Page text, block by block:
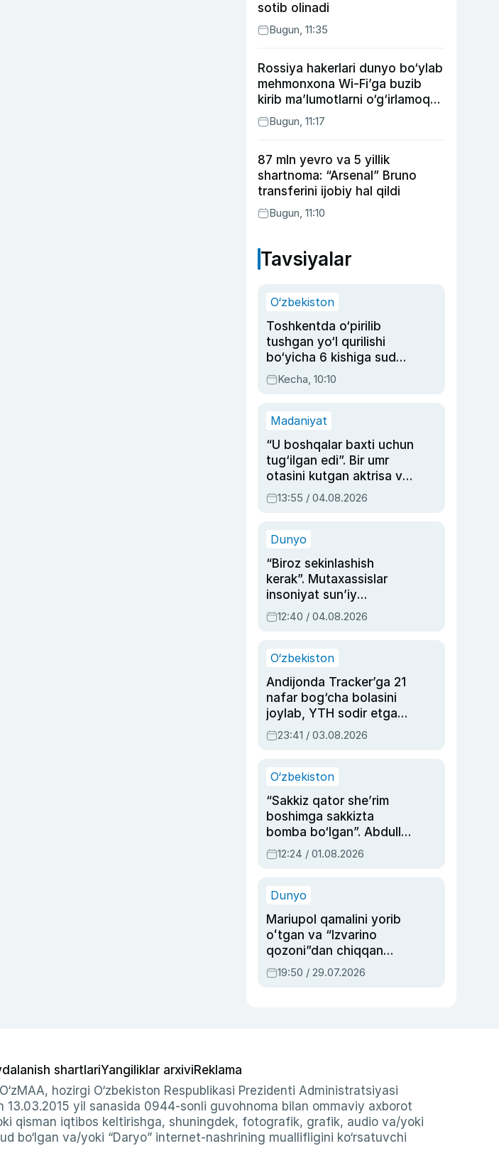
sotib olinadi
Bugun, 11:35
Rossiya hakerlari dunyo bo‘ylab
mehmonxona Wi-Fi’ga buzib
kirib ma’lumotlarni o‘g‘irlamoqda
— Microsoft
Bugun, 11:17
87 mln yevro va 5 yillik
shartnoma: “Arsenal” Bruno
transferini ijobiy hal qildi
Bugun, 11:10
Tavsiyalar
O‘zbekiston
Toshkentda o‘pirilib
tushgan yo‘l qurilishi
bo‘yicha 6 kishiga sud
hukmi o‘qildi
Kecha, 10:10
Madaniyat
“U boshqalar baxti uchun
tug‘ilgan edi”. Bir umr
otasini kutgan aktrisa va
dublyaj ustasi Rimma
Ahmedovaning
13:55 / 04.08.2026
Dunyo
“Biroz sekinlashish
kerak”. Mutaxassislar
insoniyat sun’iy
intellektni boshqara
olmay qolishidan xavotir
12:40 / 04.08.2026
O‘zbekiston
Andijonda Tracker’ga 21
nafar bog‘cha bolasini
joylab, YTH sodir etgan
ayolga sud hukmi o‘qildi
23:41 / 03.08.2026
O‘zbekiston
“Sakkiz qator she’rim
boshimga sakkizta
bomba bo‘lgan”. Abdulla
Oripovni siyosiy
ayblovlardan asrab
12:24 / 01.08.2026
Dunyo
Mariupol qamalini yorib
oʻtgan va “Izvarino
qozoni”dan chiqqan
qahramon — Ukraina
armiyasi bosh
19:50 / 29.07.2026
shartlariYangiliklar arxiviReklama
hozirgi O‘zbekiston Respublikasi Prezidenti Administratsiyasi
yil sanasida 0944-sonli guvohnoma bilan ommaviy axborot
qisman iqtibos keltirishga, shuningdek, fotografik, grafik, audio va/yoki
bo‘lgan va/yoki “Daryo” internet-nashrining muallifligini ko‘rsatuvchi